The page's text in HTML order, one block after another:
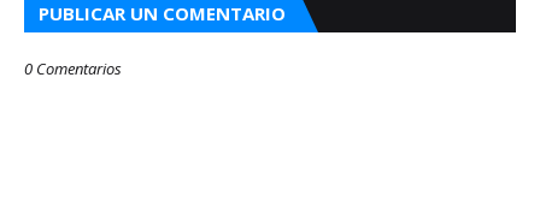
PUBLICAR UN COMENTARIO
0 Comentarios